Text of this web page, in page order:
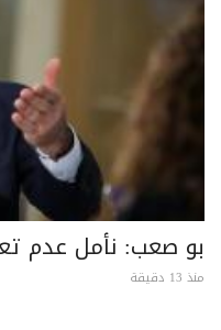
بو صعب: نأمل عدم
منذ 13 دقيقة